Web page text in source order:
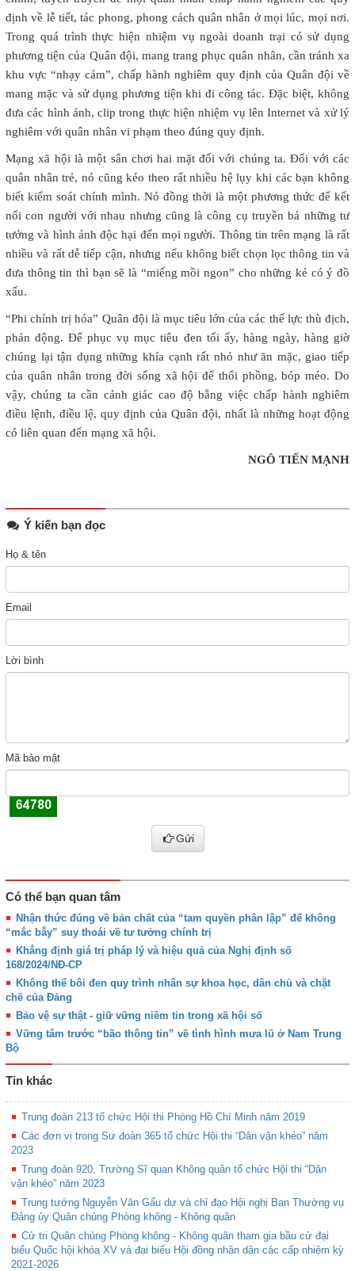
định về lễ tiết, tác phong, phong cách quân nhân ở mọi lúc, mọi nơi.
Trong quá trình thực hiện nhiệm vụ ngoài doanh trại có sử dụng
phương tiện của Quân đội, mang trang phục quân nhân, cần tránh xa
khu vực “nhạy cảm”, chấp hành nghiêm quy định của Quân đội về
mang mặc và sử dụng phương tiện khi đi công tác. Đặc biệt, không
đưa các hình ảnh, clip trong thực hiện nhiệm vụ lên Internet và xử lý
nghiêm với quân nhân vi phạm theo đúng quy định.
Mạng xã hội là một sân chơi hai mặt đối với chúng ta. Đối với các
quân nhân trẻ, nó cũng kéo theo rất nhiều hệ lụy khi các bạn không
biết kiểm soát chính mình. Nó đồng thời là một phương thức để kết
nối con người với nhau nhưng cũng là công cụ truyền bá những tư
tưởng và hình ảnh độc hại đến mọi người. Thông tin trên mạng là rất
nhiều và rất dễ tiếp cận, nhưng nếu không biết chọn lọc thông tin và
đưa thông tin thì bạn sẽ là “miếng mồi ngon” cho những kẻ có ý đồ
xấu.
“Phi chính trị hóa” Quân đội là mục tiêu lớn của các thế lực thù địch,
phản động. Để phục vụ mục tiêu đen tối ấy, hàng ngày, hàng giờ
chúng lại tận dụng những khía cạnh rất nhỏ như ăn mặc, giao tiếp
của quân nhân trong đời sống xã hội để thổi phồng, bóp méo. Do
vậy, chúng ta cần cảnh giác cao độ bằng việc chấp hành nghiêm
điều lệnh, điều lệ, quy định của Quân đội, nhất là những hoạt động
có liên quan đến mạng xã hội.
NGÔ TIẾN MẠNH
Ý kiến bạn đọc
Họ & tên
Email
Lời bình
Mã bảo mật
Gửi
Có thể bạn quan tâm
Nhận thức đúng về bản chất của “tam quyền phân lập” để không
“mắc bẫy” suy thoái về tư tưởng chính trị
Khẳng định giá trị pháp lý và hiệu quả của Nghị định số
168/2024/NĐ-CP
Không thể bôi đen quy trình nhân sự khoa học, dân chủ và chặt
chẽ của Đảng
Bảo vệ sự thật - giữ vững niềm tin trong xã hội số
Vững tâm trước “bão thông tin” về tình hình mưa lũ ở Nam Trung
Bộ
Tin khác
Trung đoàn 213 tổ chức Hội thi Phòng Hồ Chí Minh năm 2019
Các đơn vị trong Sư đoàn 365 tổ chức Hội thi “Dân vận khéo” năm
2023
Trung đoàn 920, Trường Sĩ quan Không quân tổ chức Hội thi “Dân
vận khéo” năm 2023
Trung tướng Nguyễn Văn Gấu dự và chỉ đạo Hội nghị Ban Thường vụ
Đảng ủy Quân chủng Phòng không - Không quân
Cử tri Quân chủng Phòng không - Không quân tham gia bầu cử đại
biểu Quốc hội khóa XV và đại biểu Hội đồng nhân dân các cấp nhiệm kỳ
2021-2026